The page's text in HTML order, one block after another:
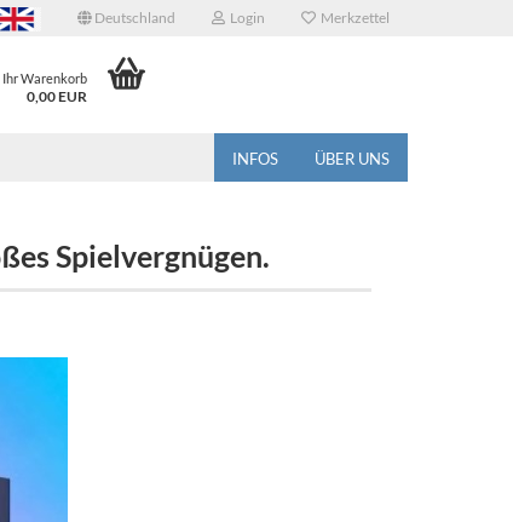
Deutschland Login Merkzettel
Ihr Warenkorb
0,00 EUR
INFOS ÜBER UNS
Spielvergnügen.